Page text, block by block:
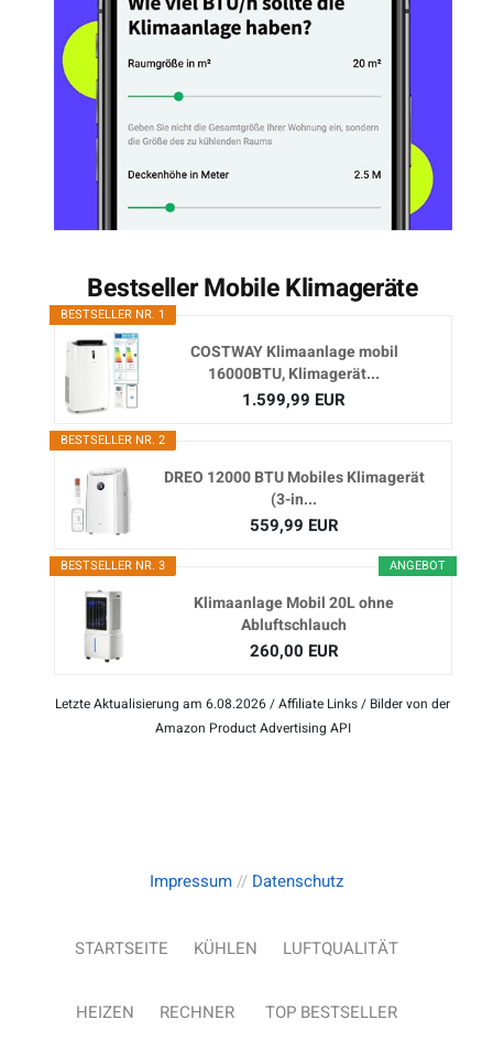
Bestseller Mobile Klimageräte
BESTSELLER NR. 1
COSTWAY Klimaanlage mobil
16000BTU, Klimagerät...
1.599,99 EUR
BESTSELLER NR. 2
DREO 12000 BTU Mobiles Klimagerät
(3-in...
559,99 EUR
ANGEBOT
BESTSELLER NR. 3
Klimaanlage Mobil 20L ohne
Abluftschlauch
260,00 EUR
Letzte Aktualisierung am 6.08.2026 / Affiliate Links / Bilder von der
Amazon Product Advertising API
Impressum// Datenschutz
STARTSEITE KÜHLEN LUFTQUALITÄT
HEIZEN RECHNER TOP BESTSELLER